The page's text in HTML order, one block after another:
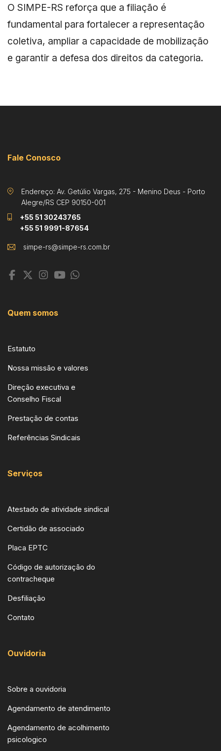
O SIMPE-RS reforça que a filiação é
fundamental para fortalecer a representação
coletiva, ampliar a capacidade de mobilização
e garantir a defesa dos direitos da categoria.
Fale Conosco
Endereço: Av. Getúlio Vargas, 275 - Menino Deus - Porto
Alegre/RS CEP 90150-001
+55 51 30243765
+55 51 9991-87654
Quem somos
Estatuto
Nossa missão e valores
Direção executiva e
Conselho Fiscal
Prestação de contas
Referências Sindicais
Serviços
Atestado de atividade sindical
Certidão de associado
Placa EPTC
Código de autorização do
contracheque
Desfiliação
Contato
Ouvidoria
Sobre a ouvidoria
Agendamento de atendimento
Agendamento de acolhimento
psicologico